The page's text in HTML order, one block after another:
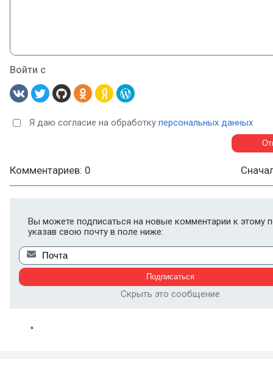
Войти с
Я даю согласие на обработку персональных данных
Комментариев: 0
Вы можете подписаться на новые комментарии к этому
указав свою почту в поле ниже:
Скрыть это сообщение